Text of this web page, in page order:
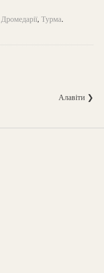
Дромедарії, Турма.
Алавіти ❯